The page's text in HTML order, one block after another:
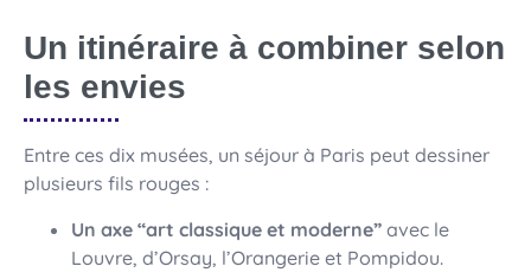
Un itinéraire à combiner selon
les envies
Entre ces dix musées, un séjour à Paris peut dessiner
plusieurs fils rouges :
Un axe “art classique et moderne” avec le
Louvre, d’Orsay, l’Orangerie et Pompidou.